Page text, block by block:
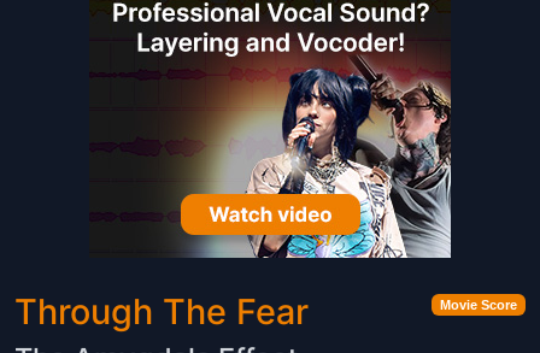
Movie Score
Through The Fear